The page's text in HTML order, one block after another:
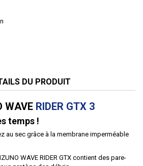
DU PRODUIT
WAVE RIDER GTX 3
temps !
au sec grâce à la membrane imperméable
WAVE RIDER GTX contient des pare-